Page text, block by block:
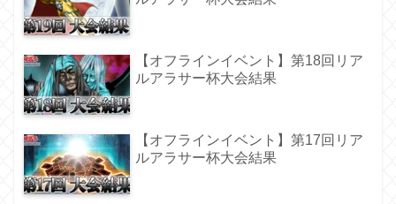
【オフラインイベント】第18回リア
ルアラサー杯大会結果
【オフラインイベント】第17回リア
ルアラサー杯大会結果